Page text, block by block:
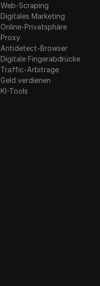
Web-Scraping
Digitales Marketing
Online-Privatsphäre
Proxy
Antidetect-Browser
Digitale Fingerabdrücke
Traffic-Arbitrage
Geld verdienen
KI-Tools